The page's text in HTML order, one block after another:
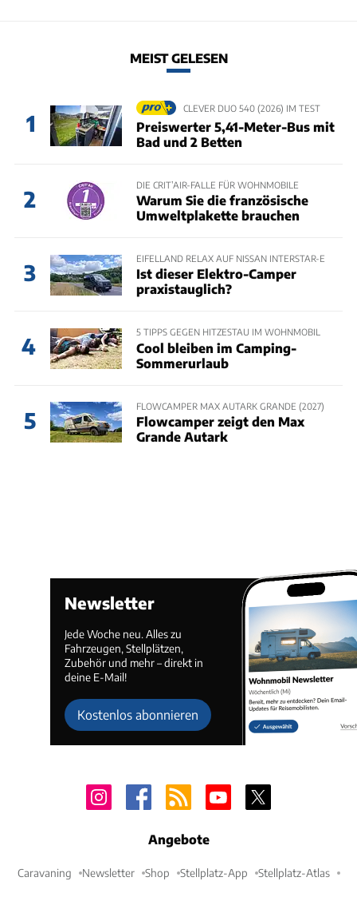
MEIST GELESEN
1
CLEVER DUO 540 (2026) IM TEST
Preiswerter 5,41-Meter-Bus mit
Bad und 2 Betten
2
DIE CRIT’AIR-FALLE FÜR WOHNMOBILE
Warum Sie die französische
Umweltplakette brauchen
3
EIFELLAND RELAX AUF NISSAN INTERSTAR-E
Ist dieser Elektro-Camper
praxistauglich?
4
5 TIPPS GEGEN HITZESTAU IM WOHNMOBIL
Cool bleiben im Camping-
Sommerurlaub
5
FLOWCAMPER MAX AUTARK GRANDE (2027)
Flowcamper zeigt den Max
Grande Autark
Newsletter
Jede Woche neu. Alles zu
Fahrzeugen, Stellplätzen,
Zubehör und mehr – direkt in
deine E-Mail!
Kostenlos abonnieren
Angebote
Caravaning Newsletter Shop Stellplatz-App Stellplatz-Atlas